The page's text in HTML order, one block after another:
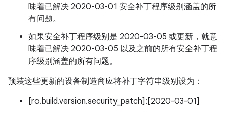
味着已解决 2020-03-01 安全补丁程序级别涵盖的所
有问题。
如果安全补丁程序级别是 2020-03-05 或更新，就意
味着已解决 2020-03-05 以及之前的所有安全补丁程
序级别涵盖的所有问题。
预装这些更新的设备制造商应将补丁字符串级别设为：
[ro.build.version.security_patch]:[2020-03-01]